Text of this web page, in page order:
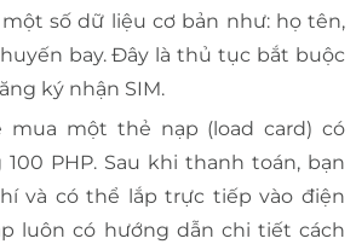
số dữ liệu cơ bản như: họ tên,
bay. Đây là thủ tục bắt buộc
ký nhận SIM.
mua một thẻ nạp (load card) có
PHP. Sau khi thanh toán, bạn
và có thể lắp trực tiếp vào điện
luôn có hướng dẫn chi tiết cách